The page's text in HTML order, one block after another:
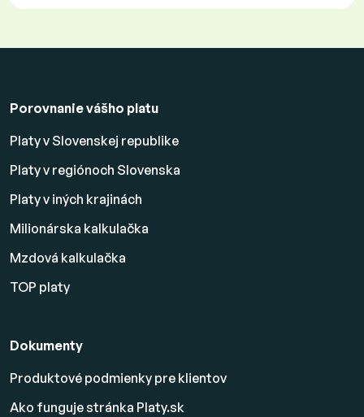
Porovnanie vášho platu
Platy v Slovenskej republike
Platy v regiónoch Slovenska
Platy v iných krajinách
Milionárska kalkulačka
Mzdová kalkulačka
TOP platy
Dokumenty
Produktové podmienky pre klientov
Ako funguje stránka Platy.sk